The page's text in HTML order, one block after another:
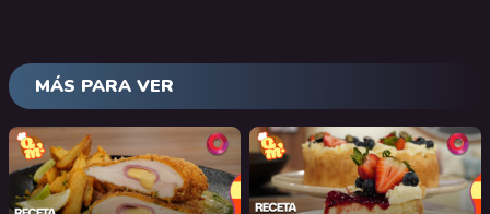
MÁS PARA VER